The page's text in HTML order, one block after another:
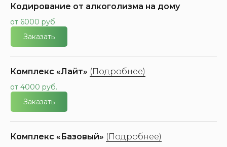
Кодирование от алкоголизма на дому
от 6000 руб.
Заказать
Комплекс «Лайт» (Подробнее)
от 4000 руб.
Заказать
Комплекс «Базовый» (Подробнее)